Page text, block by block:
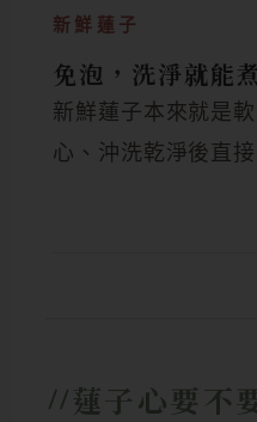
新鮮蓮子
免泡，洗淨就能煮
新鮮蓮子本來就是
心、沖洗乾淨後直
蓮子心要不